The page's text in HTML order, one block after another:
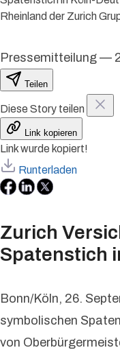
Rheinland der Zurich
Pressemitteilung —
Teilen
Diese Story teilen
Link kopieren
Link wurde kopiert!
Runterladen
Zurich
Spatenstich
Bonn/Köln, 26.
symbolischen
von